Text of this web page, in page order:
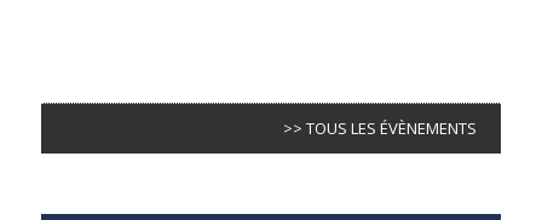
>> TOUS LES ÉVÈNEMENTS